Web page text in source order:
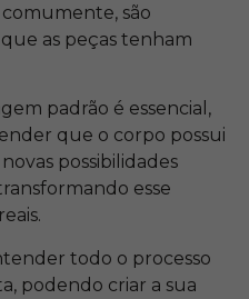
são
as peças tenham
padrão é essencial,
que o corpo possui
possibilidades
esse
todo o processo
podendo criar a sua